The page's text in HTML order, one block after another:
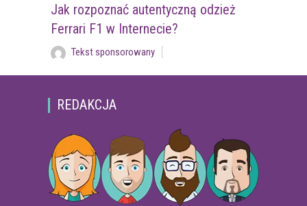
Jak rozpoznać autentyczną odzież
Ferrari F1 w Internecie?
Tekst sponsorowany
REDAKCJA